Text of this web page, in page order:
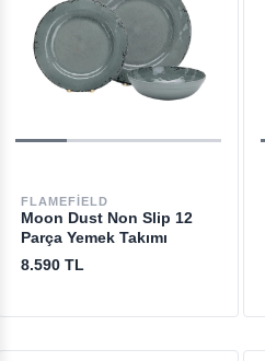
FLAMEFIELD
Moon Dust Non Slip 12
Parça Yemek Takımı
8.590 TL